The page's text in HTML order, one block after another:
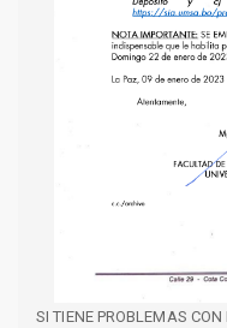
SI TIENE PROBLEMAS